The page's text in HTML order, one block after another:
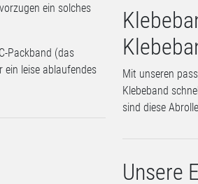
ein solches
Packband (das
leise ablaufendes
Mit unseren
Klebeband
sind diese
Unsere